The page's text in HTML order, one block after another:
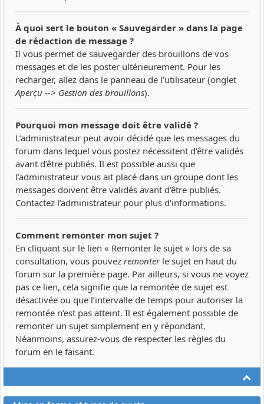
À quoi sert le bouton « Sauvegarder » dans la page
de rédaction de message ?
Il vous permet de sauvegarder des brouillons de vos
messages et de les poster ultérieurement. Pour les
recharger, allez dans le panneau de l’utilisateur (onglet
Aperçu --> Gestion des brouillons).
Pourquoi mon message doit être validé ?
L’administrateur peut avoir décidé que les messages du
forum dans lequel vous postez nécessitent d’être validés
avant d’être publiés. Il est possible aussi que
l’administrateur vous ait placé dans un groupe dont les
messages doivent être validés avant d’être publiés.
Contactez l’administrateur pour plus d’informations.
Comment remonter mon sujet ?
En cliquant sur le lien « Remonter le sujet » lors de sa
consultation, vous pouvez remonterle sujet en haut du
forum sur la première page. Par ailleurs, si vous ne voyez
pas ce lien, cela signifie que la remontée de sujet est
désactivée ou que l’intervalle de temps pour autoriser la
remontée n’est pas atteint. Il est également possible de
remonter un sujet simplement en y répondant.
Néanmoins, assurez-vous de respecter les règles du
forum en le faisant.